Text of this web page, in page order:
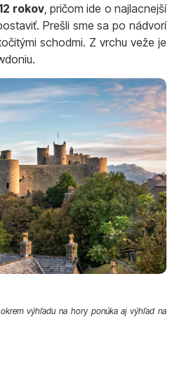
rokov, pričom ide o najlacnejší
Prešli sme sa po nádvorí
schodmi. Z vrchu veže je
výhľadu na hory ponúka aj výhľad na